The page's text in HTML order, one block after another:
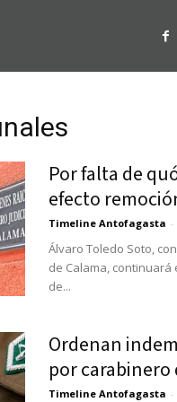
Por falta de
efecto
Timeline Antofagasta -
Álvaro Toledo Soto,
de Calama, continuará
de...
Ordenan
por
Timeline Antofagasta -